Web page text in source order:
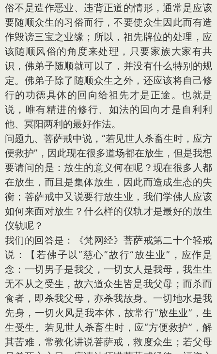
俗不是造作恶业、违背正道的情形，通常是应该
要随顺众生的习俗而行，不要使众生因此而有造
作毁谤三宝之业缘；所以，祖先牌位的处理，应
该随顺风俗的角度来处理，只要家族大家有共
识，佛弟子随顺就可以了，并没有什么特别的规
定。佛弟子除了随顺众生之外，还应该将自己修
行的功德具体的回向给祖先才是正途。也就是
说，唯有精进的修行、如法的回向才是自利利
他、冥阳两利的最好作法。
问题九、菩萨戒中说，“若见世人杀畜生时，应方
便救护”，因此现在很多道场都在放生，但是我想
要请问的是：放生的意义何在呢？现在很多人都
在放生，而且是集体放生，因此而造成生态的失
衡；菩萨戒中又说要行放生业，我们学佛人应该
如何来面对放生？什么样的仪轨才是最好的放生
仪轨呢？
我们的回答是：《梵网经》菩萨戒第二十个轻戒
说：【若佛子以“慈心”故行“放生业”，应作是
念：一切男子是我父，一切女人是我母，我生生
无不从之受生，故六道众生皆是我父母；而杀而
食者，即杀我父母，亦杀我故身。一切地水是我
先身，一切火风是我本体，故常行“放生业”，生
生受生。若见世人杀畜生时，应“方便救护”，解
其苦难，常教化讲说菩萨戒，救度众生；若父母